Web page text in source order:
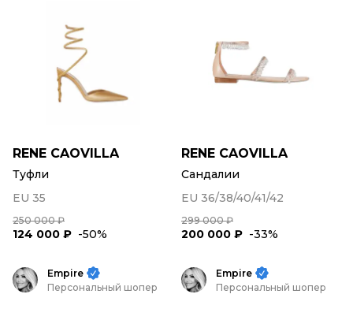
RENE CAOVILLA
Туфли
EU 35
250 000 ₽
124 000 ₽ -50%
RENE CAOVILLA
Сандалии
EU 36/38/40/41/42
299 000 ₽
200 000 ₽ -33%
Empire
Персональный шопер
Empire
Персональный шопер